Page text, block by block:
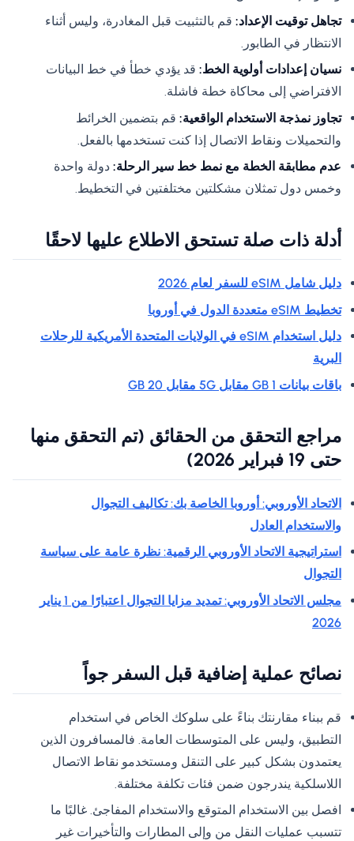
تجاهل توقيت الإعداد: قم بالتثبيت قبل المغادرة، وليس أثناء
الانتظار في الطابور.
نسيان إعدادات أولوية الخط: قد يؤدي خطأ في خط البيانات
الافتراضي إلى محاكاة خطة فاشلة.
تجاوز نمذجة الاستخدام الواقعية: قم بتضمين الخرائط
والتحميلات ونقاط الاتصال إذا كنت تستخدمها بالفعل.
عدم مطابقة الخطة مع نمط خط سير الرحلة: دولة واحدة
وخمس دول تمثلان مشكلتين مختلفتين في التخطيط.
أدلة ذات صلة تستحق الاطلاع عليها لاحقًا
دليل شامل eSIM للسفر لعام 2026
تخطيط eSIM متعددة الدول في أوروبا
دليل استخدام eSIM في الولايات المتحدة الأمريكية للرحلات
البرية
باقات بيانات 1 GB مقابل 5G مقابل 20 GB
مراجع التحقق من الحقائق (تم التحقق منها
حتى 19 فبراير 2026)
الاتحاد الأوروبي: أوروبا الخاصة بك: تكاليف التجوال
والاستخدام العادل
استراتيجية الاتحاد الأوروبي الرقمية: نظرة عامة على سياسة
التجوال
مجلس الاتحاد الأوروبي: تمديد مزايا التجوال اعتبارًا من 1 يناير
2026
نصائح عملية إضافية قبل السفر جواً
قم ببناء مقارنتك بناءً على سلوكك الخاص في استخدام
التطبيق، وليس على المتوسطات العامة. فالمسافرون الذين
يعتمدون بشكل كبير على التنقل ومستخدمو نقاط الاتصال
اللاسلكية يندرجون ضمن فئات تكلفة مختلفة.
افصل بين الاستخدام المتوقع والاستخدام المفاجئ. غالبًا ما
تتسبب عمليات النقل من وإلى المطارات والتأخيرات غير